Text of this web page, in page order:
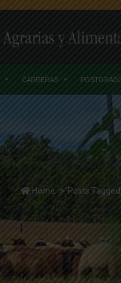
CARRERAS
Home Posts